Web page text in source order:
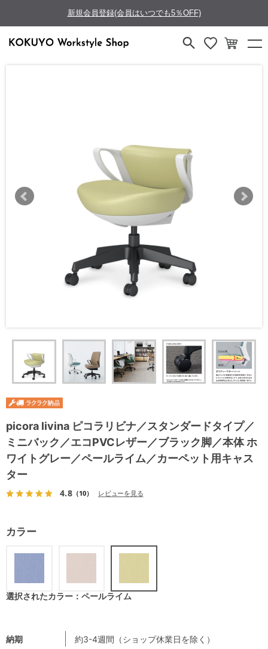
新規会員登録(会員はいつでも5％OFF)
picora livina ピコラリビナ／スタンダードタイプ／
ミニバック／エコPVCレザー／ブラック脚／本体 ホ
ワイトグレー／ペールライム／カーペット用キャス
ター
4.8（10） レビューを見る
納期
約3-4週間（ショップ休業日を除く）
カラー
選択されたカラー：ペールライム